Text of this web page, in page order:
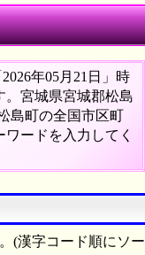
年05月21日」時
。宮城県宮城郡松島
島町の全国市区町
ードを入力してく
(漢字コード順にソー